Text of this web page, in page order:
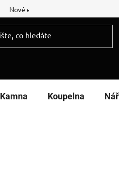
Nové energetické štítky
Kamna Koupelna